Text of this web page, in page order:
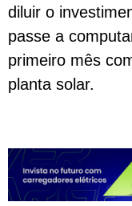
diluir o
passe a
primeiro mês
planta solar.